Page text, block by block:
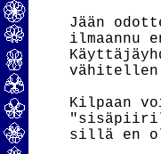
Jään
ilmaannu
Kilpaan
sillä en